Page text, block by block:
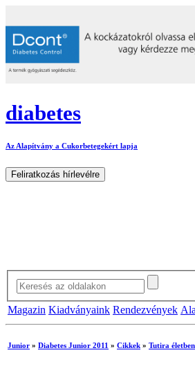
diabetes
Az Alapítvány a Cukorbetegekért lapja
Magazin Kiadványaink Rendezvények
Junior » Diabetes Junior 2011 » Cikkek » Tutira